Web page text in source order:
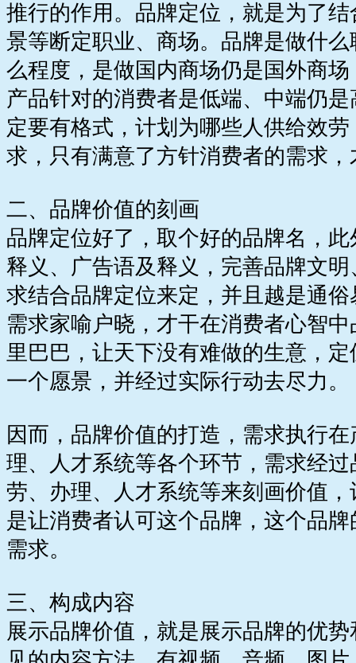
推行的作用。品牌定位，就是为了
景等断定职业、商场。品牌是做什
么程度，是做国内商场仍是国外商
产品针对的消费者是低端、中端仍
定要有格式，计划为哪些人供给效
求，只有满意了方针消费者的需求
二、品牌价值的刻画
品牌定位好了，取个好的品牌名，
释义、广告语及释义，完善品牌文
求结合品牌定位来定，并且越是通
需求家喻户晓，才干在消费者心智
里巴巴，让天下没有难做的生意，
一个愿景，并经过实际行动去尽力。
因而，品牌价值的打造，需求执行
理、人才系统等各个环节，需求经
劳、办理、人才系统等来刻画价值
是让消费者认可这个品牌，这个品
需求。
三、构成内容
展示品牌价值，就是展示品牌的优